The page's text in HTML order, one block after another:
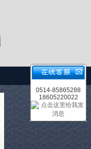
0514-85865288
18605220022